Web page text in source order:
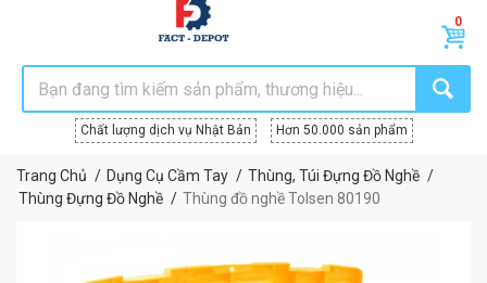
Chất lượng dịch vụ Nhật Bản Hơn 50.000 sản phẩm
Trang Chủ Dụng Cụ Cầm Tay
Thùng, Túi Đựng Đồ Nghề
Thùng Đựng Đồ Nghề
Thùng đồ nghề Tolsen 80190